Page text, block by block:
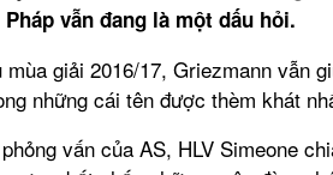
vẫn đang là một dấu hỏi.
mùa giải 2016/17, Griezmann vẫn
những cái tên được thèm khát
vấn của AS, HLV Simeone